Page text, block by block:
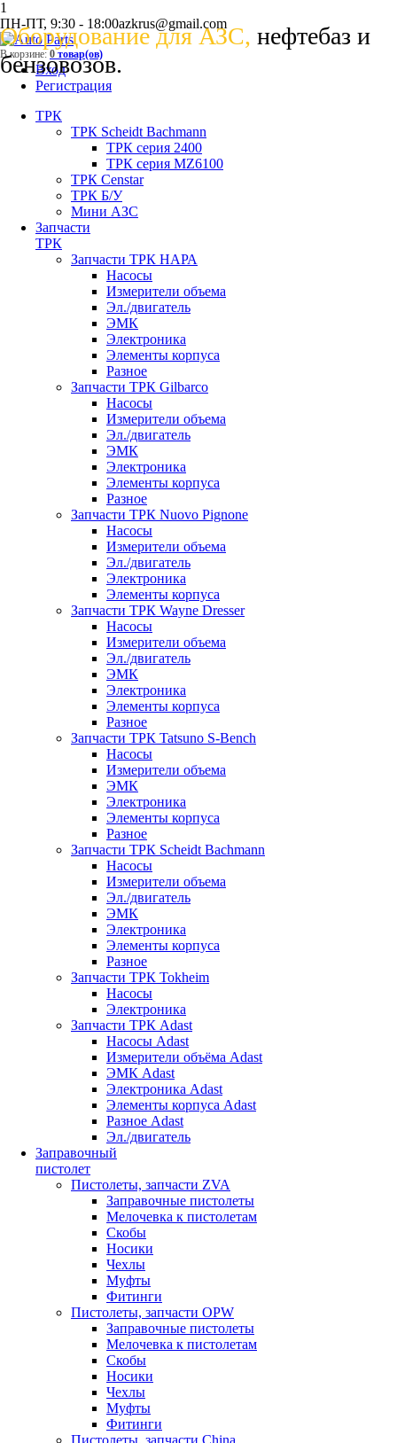
1
Оборудование для АЗС, нефтебаз и
бензовозов.
ПН-ПТ, 9:30 - 18:00azkrus@gmail.com
В корзине: 0 товар(ов)
Вход
Регистрация
ТРК
ТРК Scheidt Bachmann
ТРК серия 2400
ТРК серия MZ6100
ТРК Censtar
ТРК Б/У
Мини АЗС
Запчасти
ТРК
Запчасти ТРК НАРА
Насосы
Измерители объема
Эл./двигатель
ЭМК
Электроника
Элементы корпуса
Разное
Запчасти ТРК Gilbarco
Насосы
Измерители объема
Эл./двигатель
ЭМК
Электроника
Элементы корпуса
Разное
Запчасти ТРК Nuovo Pignone
Насосы
Измерители объема
Эл./двигатель
Электроника
Элементы корпуса
Запчасти ТРК Wayne Dresser
Насосы
Измерители объема
Эл./двигатель
ЭМК
Электроника
Элементы корпуса
Разное
Запчасти ТРК Tatsuno S-Bench
Насосы
Измерители объема
ЭМК
Электроника
Элементы корпуса
Разное
Запчасти ТРК Scheidt Bachmann
Насосы
Измерители объема
Эл./двигатель
ЭМК
Электроника
Элементы корпуса
Разное
Запчасти ТРК Tokheim
Насосы
Электроника
Запчасти ТРК Adast
Насосы Adast
Измерители объёма Adast
ЭМК Adast
Электроника Adast
Элементы корпуса Adast
Разное Adast
Эл./двигатель
Заправочный
пистолет
Пистолеты, запчасти ZVA
Заправочные пистолеты
Мелочевка к пистолетам
Скобы
Носики
Чехлы
Муфты
Фитинги
Пистолеты, запчасти OPW
Заправочные пистолеты
Мелочевка к пистолетам
Скобы
Носики
Чехлы
Муфты
Фитинги
Пистолеты, запчасти China